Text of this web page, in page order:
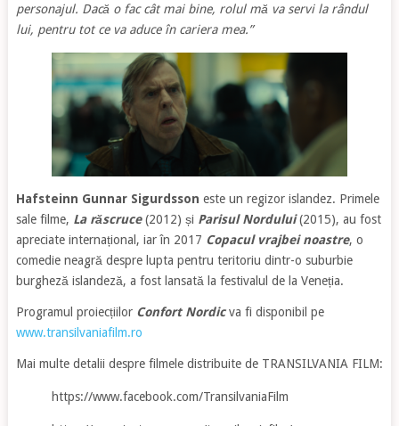
personajul. Dacă o fac cât mai bine, rolul mă va servi la rândul
lui, pentru tot ce va aduce în cariera mea.”
Hafsteinn Gunnar Sigurdsson este un regizor islandez. Primele
sale filme, La răscruce(2012) și Parisul Nordului(2015), au fost
apreciate internațional, iar în 2017 Copacul vrajbei noastre, o
comedie neagră despre lupta pentru teritoriu dintr-o suburbie
burgheză islandeză, a fost lansată la festivalul de la Veneția.
Programul proiecțiilor Confort Nordicva fi disponibil pe
www.transilvaniafilm.ro
Mai multe detalii despre filmele distribuite de TRANSILVANIA FILM:
https://www.facebook.com/TransilvaniaFilm